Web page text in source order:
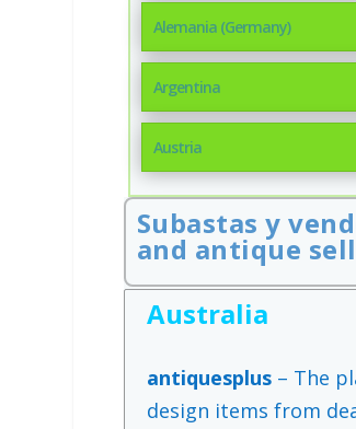
Alemania (Germany)
Argentina
Austria
Subastas y
and antique
Australia
antiquesplus– The
design items from